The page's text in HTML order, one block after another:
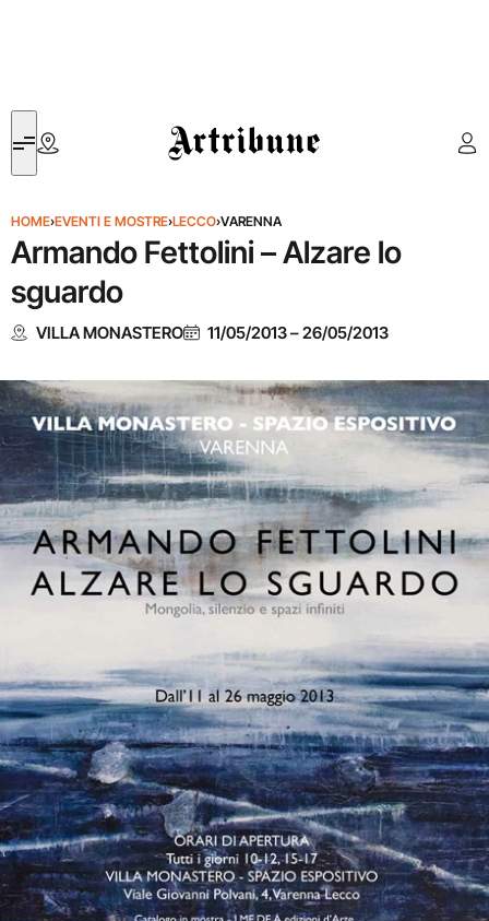
Artribune
HOME›EVENTI E MOSTRE›LECCO›VARENNA
Armando Fettolini – Alzare lo
sguardo
VILLA MONASTERO 11/05/2013–26/05/2013